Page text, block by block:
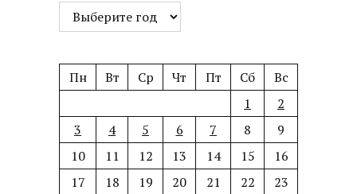
Пн Вт Ср Чт Пт Сб
Вс
1
2
3
4 5 6 7 8
9
10
11 12 13 14 15
16
17
18 19 20 21 22
23